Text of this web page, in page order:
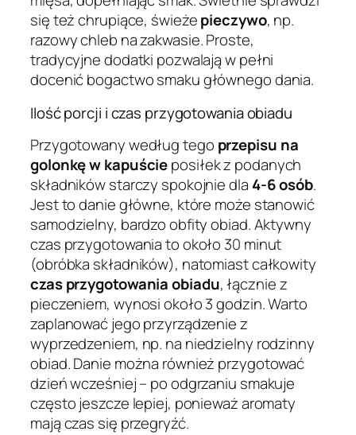
się też chrupiące, świeżepieczywo, np.
razowy chleb na zakwasie. Proste,
tradycyjne dodatki pozwalają w pełni
docenić bogactwo smaku głównego dania.
Ilość porcji i czas przygotowania obiadu
Przygotowany według tego przepisu na
golonkę w kapuścieposiłek z podanych
składników starczy spokojnie dla 4-6 osób.
Jest to danie główne, które może stanowić
samodzielny, bardzo obfity obiad. Aktywny
czas przygotowania to około 30 minut
(obróbka składników), natomiast całkowity
czas przygotowania obiadu, łącznie z
pieczeniem, wynosi około 3 godzin. Warto
zaplanować jego przyrządzenie z
wyprzedzeniem, np. na niedzielny rodzinny
obiad. Danie można również przygotować
dzień wcześniej – po odgrzaniu smakuje
często jeszcze lepiej, ponieważ aromaty
mają czas się przegryźć.